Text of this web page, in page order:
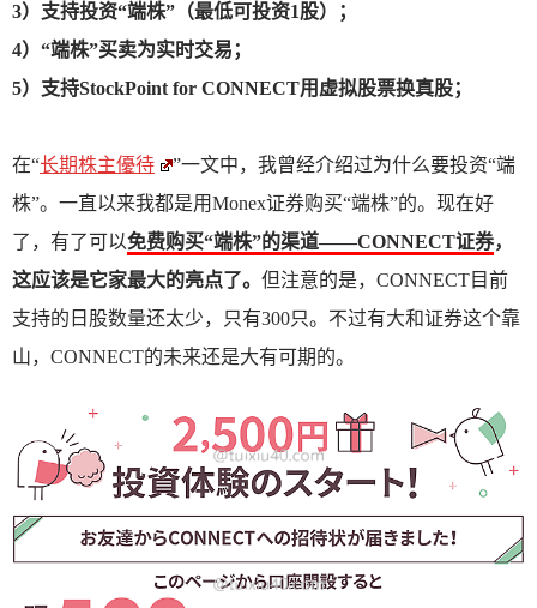
3）支持投资“端株”（最低可投资1股）；
4）“端株”买卖为实时交易；
5）支持StockPoint for CONNECT用虚拟股票换真股；
在“长期株主優待
”一文中，我曾经介绍过为什么要投资“端
株”。一直以来我都是用Monex证券购买“端株”的。现在好
了，有了可以免费购买“端株”的渠道——CONNECT证券，
这应该是它家最大的亮点了。 但注意的是，CONNECT目前
支持的日股数量还太少，只有300只。不过有大和证券这个靠
山，CONNECT的未来还是大有可期的。